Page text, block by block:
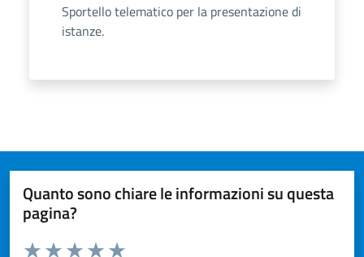
Sportello telematico per la presentazione di
istanze.
Quanto sono chiare le informazioni su questa
pagina?
Valuta da 1 a 5 stelle la pagina